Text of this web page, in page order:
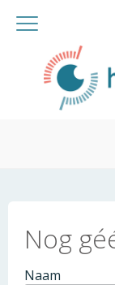
Nog
Naam